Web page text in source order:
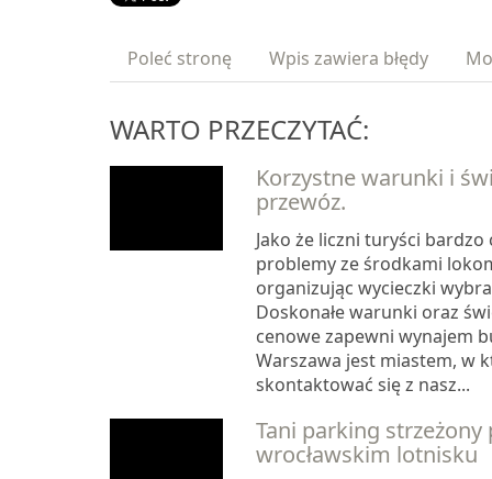
Poleć stronę Wpis zawiera błędy
WARTO PRZECZYTAĆ:
Korzystne warunki i
przewóz.
Jako że liczni turyści bardzo
problemy ze środkami
organizując wycieczki
Doskonałe warunki oraz
cenowe zapewni wynajem
Warszawa jest miastem, w
skontaktować się z nasz...
Tani parking strzeżony
wrocławskim lotnisku